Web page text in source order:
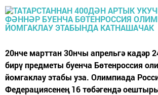
20нче марттан 30нчы апрельгә кадәр
бирү предметы буенча Бөтенроссия
йомгаклау этабы уза. Олимпиада
Федерациясенең 16 төбәгендә